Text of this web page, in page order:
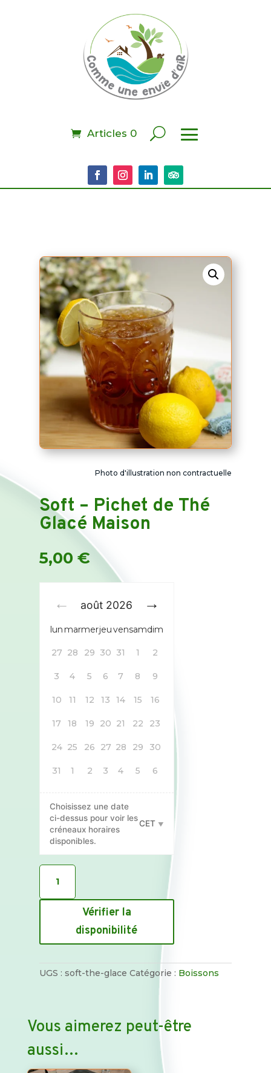
Articles 0
Photo d'illustration non contractuelle
Soft – Pichet de Thé
Glacé Maison
5,00 €
août 2026
lun marmerjeuvensamdim
27 28 29 30 31 1 2
3 4 5 6 7 8 9
10 11 12 13 14 15 16
17 18 19 20 21 22 23
24 25 26 27 28 29 30
31 1 2 3 4 5 6
Choisissez une date
ci-dessus pour voir les
créneaux horaires
disponibles.
CET
quantité
Soft
Thé
Vérifier la
disponibilité
UGS : soft-the-glace Catégorie : Boissons
Vous aimerez peut-être
aussi…